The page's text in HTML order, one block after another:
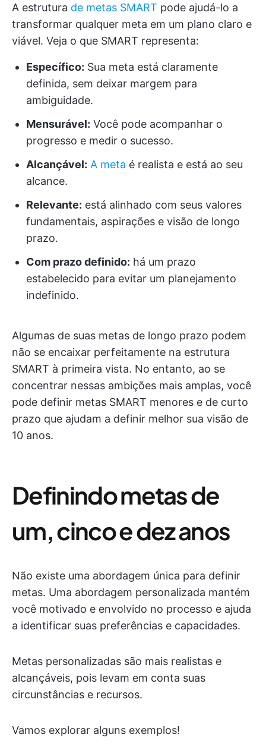
A estrutura de metas SMART pode ajudá-lo a
transformar qualquer meta em um plano claro e
viável. Veja o que SMART representa:
Específico: Sua meta está claramente
definida, sem deixar margem para
ambiguidade.
Mensurável: Você pode acompanhar o
progresso e medir o sucesso.
Alcançável: A meta é realista e está ao seu
alcance.
Relevante: está alinhado com seus valores
fundamentais, aspirações e visão de longo
prazo.
Com prazo definido: há um prazo
estabelecido para evitar um planejamento
indefinido.
Algumas de suas metas de longo prazo podem
não se encaixar perfeitamente na estrutura
SMART à primeira vista. No entanto, ao se
concentrar nessas ambições mais amplas, você
pode definir metas SMART menores e de curto
prazo que ajudam a definir melhor sua visão de
10 anos.
Definindo metas de
um, cinco e dez anos
Não existe uma abordagem única para definir
metas. Uma abordagem personalizada mantém
você motivado e envolvido no processo e ajuda
a identificar suas preferências e capacidades.
Metas personalizadas são mais realistas e
alcançáveis, pois levam em conta suas
circunstâncias e recursos.
Vamos explorar alguns exemplos!